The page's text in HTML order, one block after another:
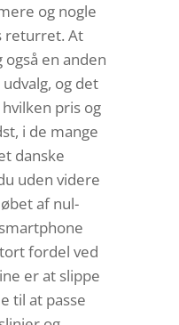
og nogle
returret. At
en anden
og det
pris og
i de mange
danske
uden videre
af nul-
fordel ved
er at slippe
til at passe